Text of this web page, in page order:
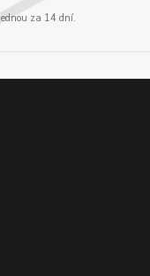
za 14 dní.